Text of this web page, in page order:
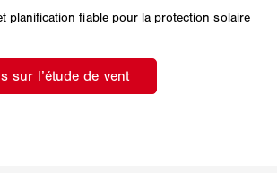
planification fiable pour la protection solaire